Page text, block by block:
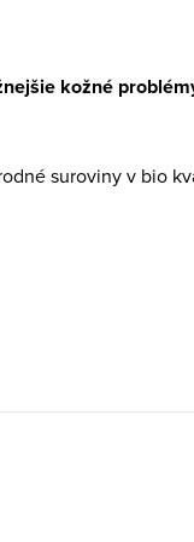
kožné
suroviny v bio